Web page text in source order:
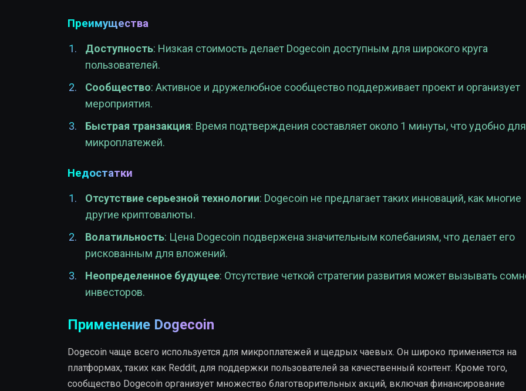
Преимущества
Доступность: Низкая стоимость делает Dogecoin доступным для широкого круга
пользователей.
Сообщество: Активное и дружелюбное сообщество поддерживает проект и организует
мероприятия.
Быстрая транзакция: Время подтверждения составляет около 1 минуты, что удобно для
микроплатежей.
Недостатки
Отсутствие серьезной технологии: Dogecoin не предлагает таких инноваций, как многие
другие криптовалюты.
Волатильность: Цена Dogecoin подвержена значительным колебаниям, что делает его
рискованным для вложений.
Неопределенное будущее: Отсутствие четкой стратегии развития может вызывать
инвесторов.
Применение Dogecoin
Dogecoin чаще всего используется для микроплатежей и щедрых чаевых. Он широко применяется на
платформах, таких как Reddit, для поддержки пользователей за качественный контент. Кроме того,
сообщество Dogecoin организует множество благотворительных акций, включая финансирование